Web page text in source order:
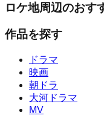
ロケ地周辺のおす
作品を探す
ドラマ
映画
朝ドラ
大河ドラマ
MV